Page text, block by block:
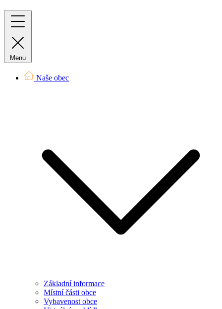
Menu
Naše obec
Základní informace
Místní části obce
Vybavenost obce